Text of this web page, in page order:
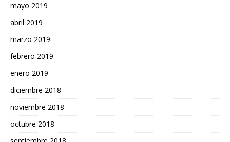
mayo 2019
abril 2019
marzo 2019
febrero 2019
enero 2019
diciembre 2018
noviembre 2018
octubre 2018